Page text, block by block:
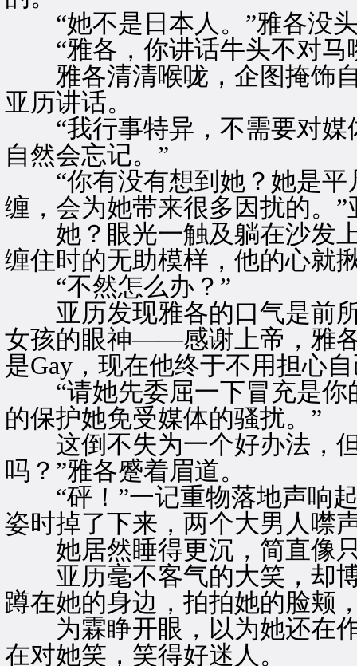
“她不是日本人。”雅各没头
“雅各，你讲话牛头不对马
雅各清清喉咙，企图掩饰
亚历讲话。
“我行事特异，不需要对媒
自然会忘记。”
“你有没有想到她？她是平
缠，会为她带来很多因扰的。
她？眼光一触及躺在沙发上
缠住时的无助模样，他的心
“不然怎么办？”
亚历发现雅各的口气是前所
女孩的眼神——感谢上帝，雅
是Gay，现在他终于不用担心
“请她先委屈一下冒充是你
的保护她免受媒体的骚扰。”
这倒不失为一个好办法，
吗？”雅各蹙着眉道。
“砰！”一记重物落地声响起
姿时掉了下来，两个大男人
她居然睡得更沉，简直像
亚历毫不客气的大笑，却博
蹲在她的身边，拍拍她的脸颊
为霖睁开眼，以为她还在作
在对她笑，笑得好迷人。